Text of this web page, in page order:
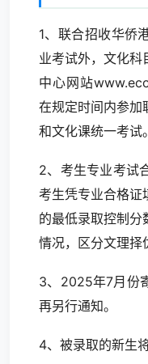
1、联合招收华侨
业考试外，文化科
中心网站
在规定时间内参加
和文化课统一考试。
2、考生专业考试
考生凭专业合格证
的最低录取控制分
情况，区分文理择
3、2025年7月份
再另行通知。
4、被录取的新生